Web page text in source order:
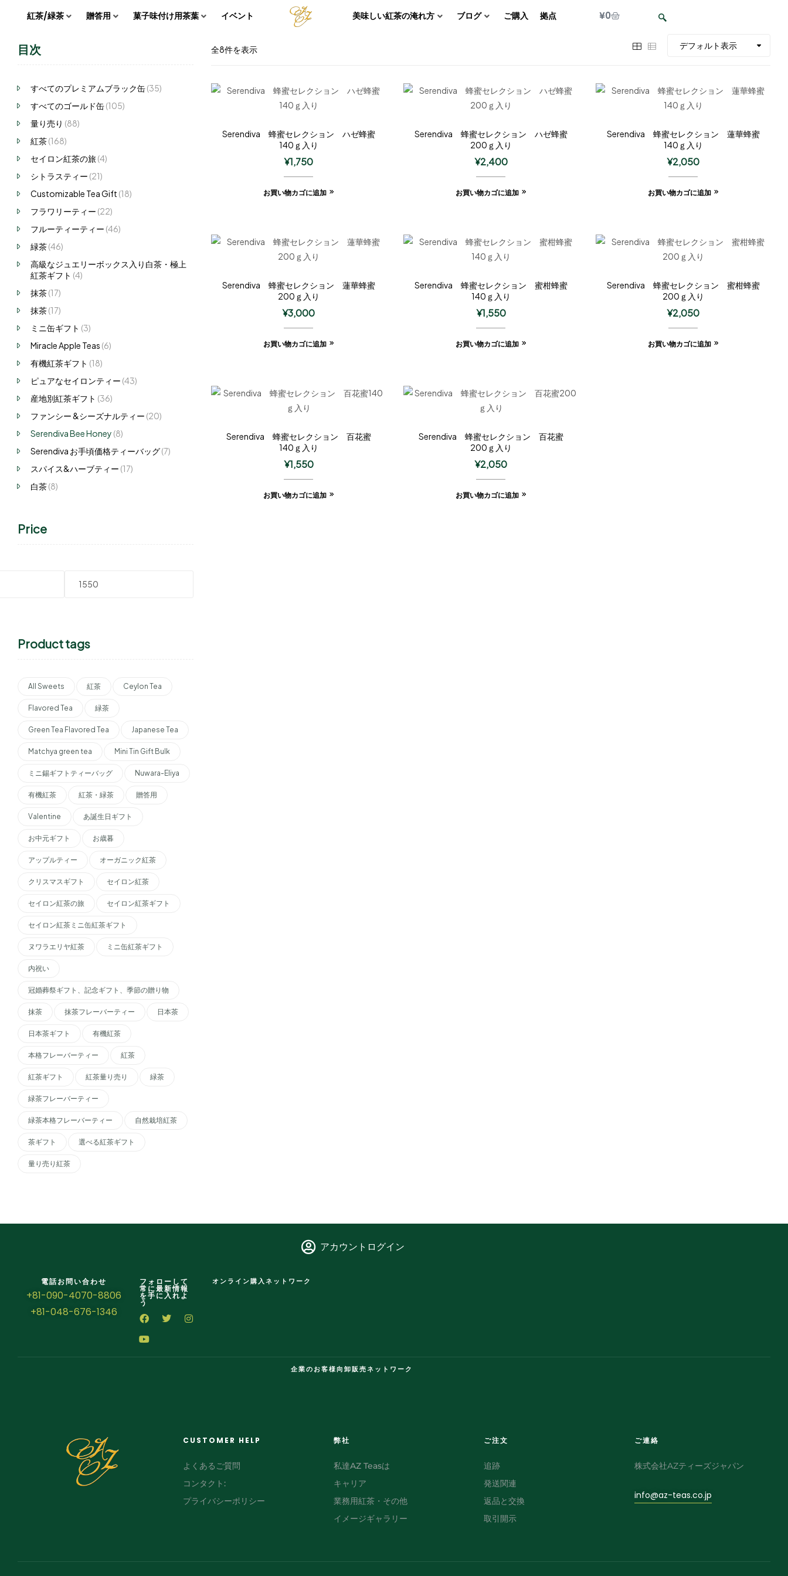
紅茶/緑茶 贈答用 菓子味付け用茶葉 イベント 美味しい紅茶の淹れ方 ブログ ご購入 拠点 ¥0
全8件を表示
Serendiva 蜂蜜セレクション ハゼ蜂蜜
140ｇ入り
¥1,750
お買い物カゴに追加
Serendiva 蜂蜜セレクション ハゼ蜂蜜
200ｇ入り
¥2,400
お買い物カゴに追加
Serendiva 蜂蜜セレクション 蓮華蜂蜜
140ｇ入り
¥2,050
お買い物カゴに追加
Serendiva 蜂蜜セレクション 蓮華蜂蜜
200ｇ入り
¥3,000
お買い物カゴに追加
Serendiva 蜂蜜セレクション 蜜柑蜂蜜
140ｇ入り
¥1,550
お買い物カゴに追加
Serendiva 蜂蜜セレクション 蜜柑蜂蜜
200ｇ入り
¥2,050
お買い物カゴに追加
Serendiva 蜂蜜セレクション 百花蜜
140ｇ入り
¥1,550
お買い物カゴに追加
Serendiva 蜂蜜セレクション 百花蜜
200ｇ入り
¥2,050
お買い物カゴに追加
目次
すべてのプレミアムブラック缶(35)
すべてのゴールド缶(105)
量り売り (88)
紅茶(168)
セイロン紅茶の旅(4)
シトラスティー (21)
Customizable Tea Gift (18)
フラワリーティー (22)
フルーティーティー (46)
緑茶(46)
高級なジュエリーボックス入り白茶・極上
紅茶ギフト (4)
抹茶(17)
抹茶(17)
ミニ缶ギフト (3)
Miracle Apple Teas (6)
有機紅茶ギフト (18)
ピュアなセイロンティー (43)
産地別紅茶ギフト (36)
ファンシー &シーズナルティー (20)
Serendiva Bee Honey (8)
Serendiva お手頃価格ティーバッグ(7)
スパイス&ハーブティー (17)
白茶(8)
Price
Product tags
All Sweets 紅茶 Ceylon Tea
Flavored Tea 緑茶
Green Tea Flavored Tea Japanese Tea
Matchya green tea Mini Tin Gift Bulk
ミニ錫ギフトティーバッグ Nuwara-Eliya
有機紅茶 紅茶・緑茶 贈答用
Valentine あ誕生日ギフト
お中元ギフト お歳暮
アップルティー オーガニック紅茶
クリスマスギフト セイロン紅茶
セイロン紅茶の旅 セイロン紅茶ギフト
セイロン紅茶ミニ缶紅茶ギフト
ヌワラエリヤ紅茶 ミニ缶紅茶ギフト
内祝い
冠婚葬祭ギフト、記念ギフト、季節の贈り物
抹茶 抹茶フレーバーティー 日本茶
日本茶ギフト 有機紅茶
本格フレーバーティー 紅茶
紅茶ギフト 紅茶量り売り 緑茶
緑茶フレーバーティー
緑茶本格フレーバーティー 自然栽培紅茶
茶ギフト 選べる紅茶ギフト
量り売り紅茶
アカウントログイン
電話お問い合わせ
+81-090-4070-8806
+81-048-676-1346
フォローして
常に最新情報
を手に入れよ
う
オンライン購入ネットワーク
企業のお客様向卸販売ネットワーク
CUSTOMER HELP
よくあるご質問
コンタクト:
プライバシーポリシー
弊社
私達AZ Teasは
キャリア
業務用紅茶・その他
イメージギャラリー
ご注文
追跡
発送関連
返品と交換
取引開示
ご連絡
株式会社AZティーズジャパン
info@az-teas.co.jp
FR